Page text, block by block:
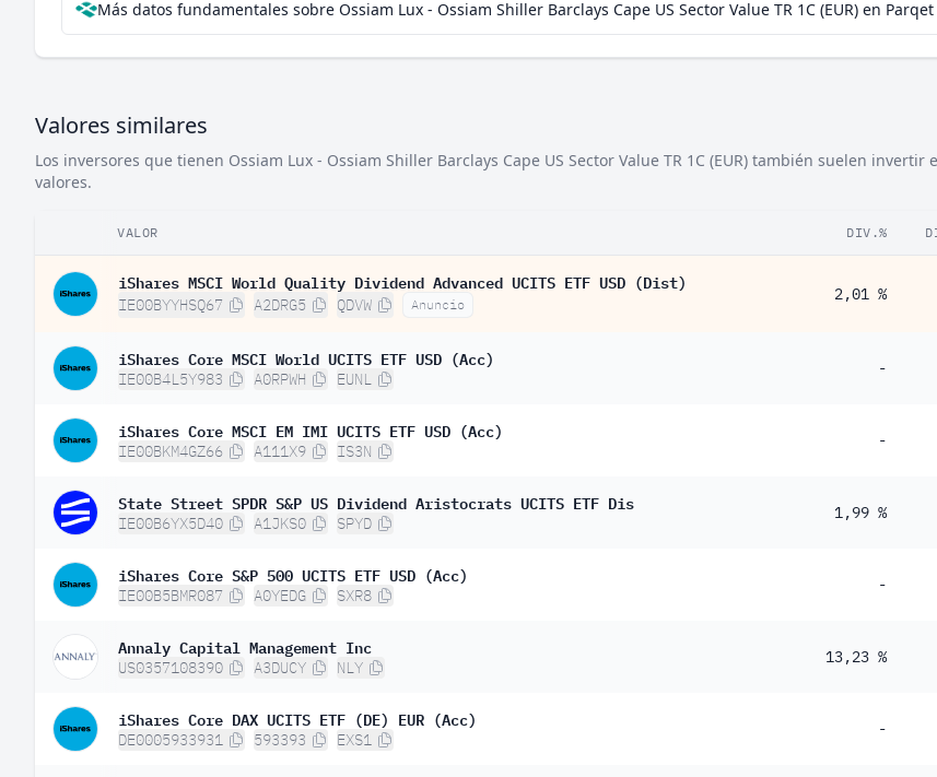
Más datos fundamentales sobre Ossiam Lux - Ossiam Shiller Barclays Cape US Sector Value TR 1C (EUR) en Parqet
Valores similares
Los inversores que tienen Ossiam Lux - Ossiam Shiller Barclays Cape US Sector Value TR 1C (EUR) también suelen invertir
valores.
VALOR DIV.%
iShares MSCI World Quality Dividend Advanced UCITS ETF USD (Dist)
IE00BYYHSQ67 A2DRG5 QDVW Anuncio
2,01 %
iShares Core MSCI World UCITS ETF USD (Acc)
IE00B4L5Y983 A0RPWH EUNL
-
iShares Core MSCI EM IMI UCITS ETF USD (Acc)
IE00BKM4GZ66 A111X9 IS3N
-
State Street SPDR S&P US Dividend Aristocrats UCITS ETF Dis
IE00B6YX5D40 A1JKS0 SPYD
1,99 %
iShares Core S&P 500 UCITS ETF USD (Acc)
IE00B5BMR087 A0YEDG SXR8
-
Annaly Capital Management Inc
US0357108390 A3DUCY NLY
13,23 %
iShares Core DAX UCITS ETF (DE) EUR (Acc)
DE0005933931 593393 EXS1
-